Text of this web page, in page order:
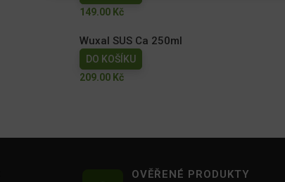
149.00 Kč
Wuxal SUS Ca 250ml
DO KOŠÍKU
209.00 Kč
OVĚŘENÉ PRODUKTY